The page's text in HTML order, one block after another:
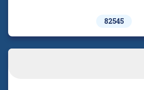
82545